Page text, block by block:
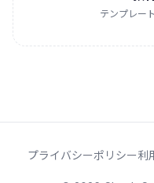
テンプレー
プライバシーポリシー利